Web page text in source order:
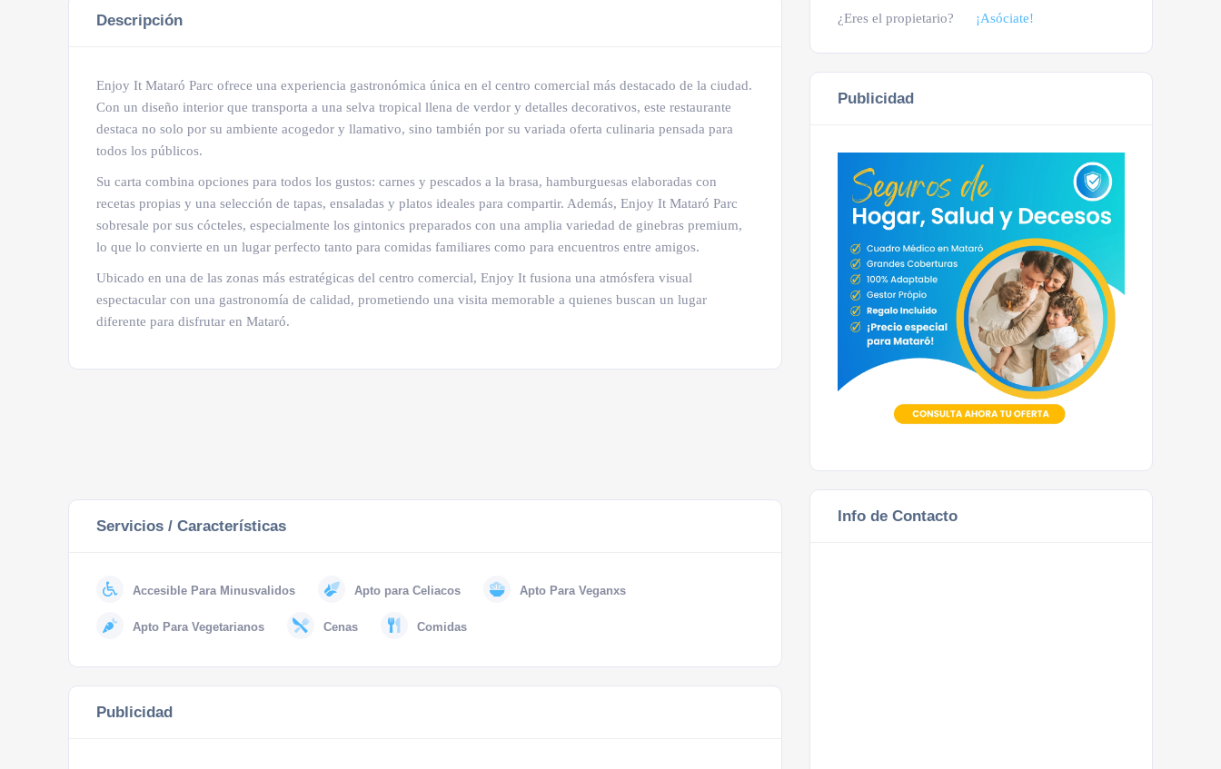
Descripción
Enjoy It Mataró Parc ofrece una experiencia gastronómica única en el centro comercial más destacado de la ciudad.
Con un diseño interior que transporta a una selva tropical llena de verdor y detalles decorativos, este restaurante
destaca no solo por su ambiente acogedor y llamativo, sino también por su variada oferta culinaria pensada para
todos los públicos.
Su carta combina opciones para todos los gustos: carnes y pescados a la brasa, hamburguesas elaboradas con
recetas propias y una selección de tapas, ensaladas y platos ideales para compartir. Además, Enjoy It Mataró Parc
sobresale por sus cócteles, especialmente los gintonics preparados con una amplia variedad de ginebras premium,
lo que lo convierte en un lugar perfecto tanto para comidas familiares como para encuentros entre amigos.
Ubicado en una de las zonas más estratégicas del centro comercial, Enjoy It fusiona una atmósfera visual
espectacular con una gastronomía de calidad, prometiendo una visita memorable a quienes buscan un lugar
diferente para disfrutar en Mataró.
Servicios / Características
Accesible Para Minusvalidos Apto para Celiacos Apto Para Veganxs
Apto Para Vegetarianos Cenas Comidas
Publicidad
¿Eres el propietario? ¡Asóciate!
Publicidad
Info de Contacto